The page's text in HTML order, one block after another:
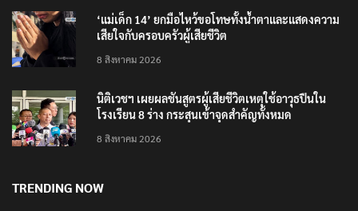
8 สิงหาคม 2026
‘แม่เด็ก 14’ ยกมือไหว้ขอโทษทั้งน้ำตาและแสดงความ
8 สิงหาคม 2026
นิติเวชฯ เผยผลชันสูตรผู้เสียชีวิตเหตุใช้อาวุธปืนใน